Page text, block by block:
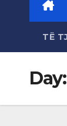
TË
Day: